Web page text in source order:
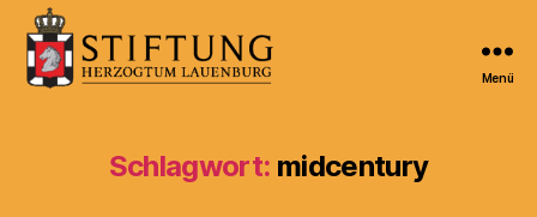
Herzogtum
Menü
Schlagwort: midcentury